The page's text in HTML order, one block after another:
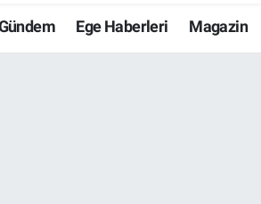
Ege Haberleri Magazin